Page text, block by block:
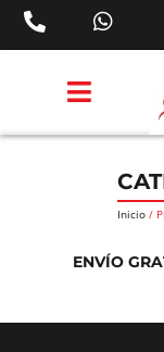
Inicio /
ENVÍO